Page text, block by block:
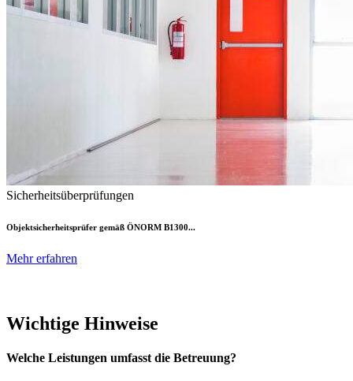
Sicherheitsüberprüfungen
Objektsicherheitsprüfer gemäß ÖNORM B1300...
Mehr erfahren
Wichtige Hinweise
Welche Leistungen umfasst die Betreuung?